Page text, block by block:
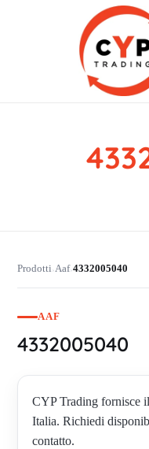
CYP Trading
Professionelle Ersatzteilbeschaffung
Prodotti›Aaf›4332005040
AAF
4332005040
CYP Trading fornisce
Italia. Richiedi
contatto.